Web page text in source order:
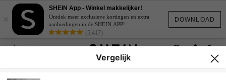
DOWNLOAD
×
SHEIN App - Winkel makkelijker!
Ontdek meer exclusieve kortingen en extra
aanbiedingen in de SHEIN APP!
(5,417)
Vergelijk